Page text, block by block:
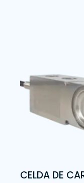
CELDA DE